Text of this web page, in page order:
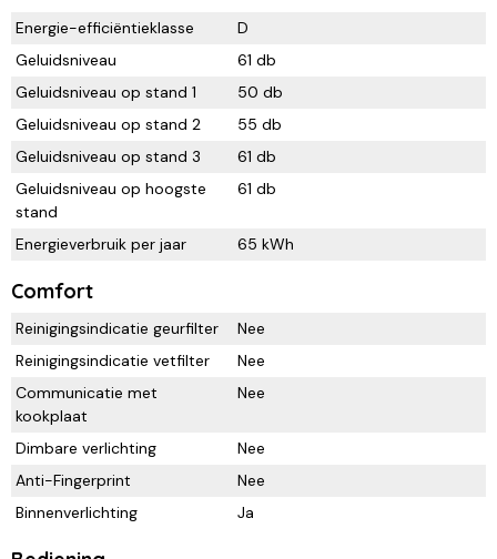
Energie-efficiëntieklasse
D
Geluidsniveau
61 db
Geluidsniveau op stand 1
50 db
Geluidsniveau op stand 2
55 db
Geluidsniveau op stand 3
61 db
Geluidsniveau op hoogste
stand
61 db
Energieverbruik per jaar 65 kWh
Comfort
Reinigingsindicatie geurfilter
Nee
Reinigingsindicatie vetfilter
Nee
Communicatie met
kookplaat
Nee
Dimbare verlichting
Nee
Anti-Fingerprint
Nee
Binnenverlichting
Ja